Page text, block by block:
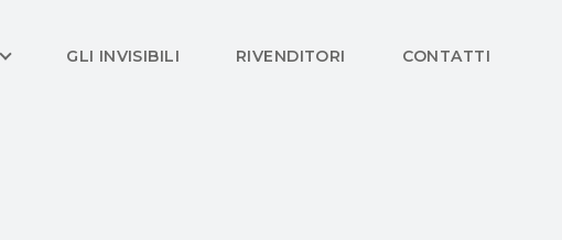
GLI INVISIBILI RIVENDITORI CONTATTI